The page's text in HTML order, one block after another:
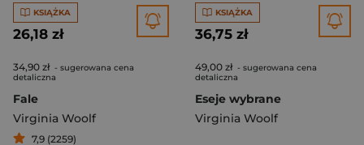
KSIĄŻKA
26,18 zł
34,90 zł - sugerowana cena
detaliczna
Fale
Virginia Woolf
7,9 (2259)
KSIĄŻKA
36,75 zł
49,00 zł - sugerowana cena
detaliczna
Eseje wybrane
Virginia Woolf